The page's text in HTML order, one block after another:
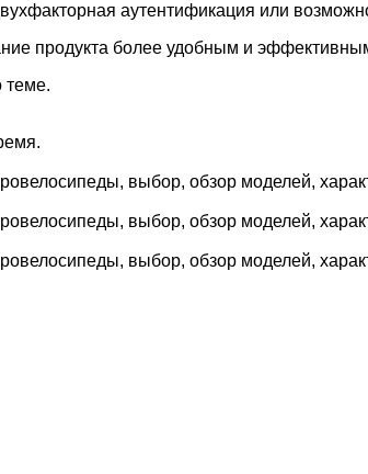
аутентификация или
продукта более удобным и
теме.
выбор, обзор моделей,
выбор, обзор моделей,
выбор, обзор моделей,